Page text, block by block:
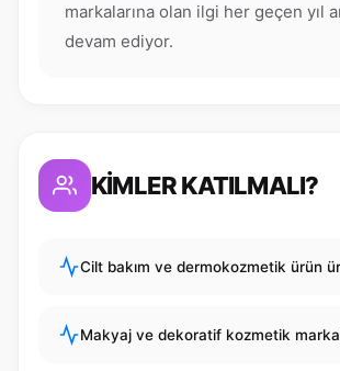
markalarına olan ilgi her geçen yıl
devam ediyor.
KİMLER KATILMALI?
Cilt bakım ve dermokozmetik ürün
Makyaj ve dekoratif kozmetik